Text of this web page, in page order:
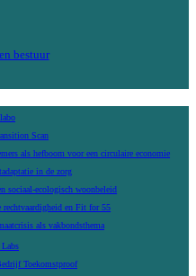
bestuur
Scan
als hefboom voor een circulaire economie
in de zorg
sociaal-ecologisch woonbeleid
rechtvaardigheid en Fit for 55
als vakbondsthema
Toekomstproof